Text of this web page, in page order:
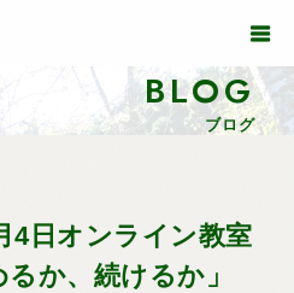
BLOG
ブログ
4日オンライン教室
か、続けるか」